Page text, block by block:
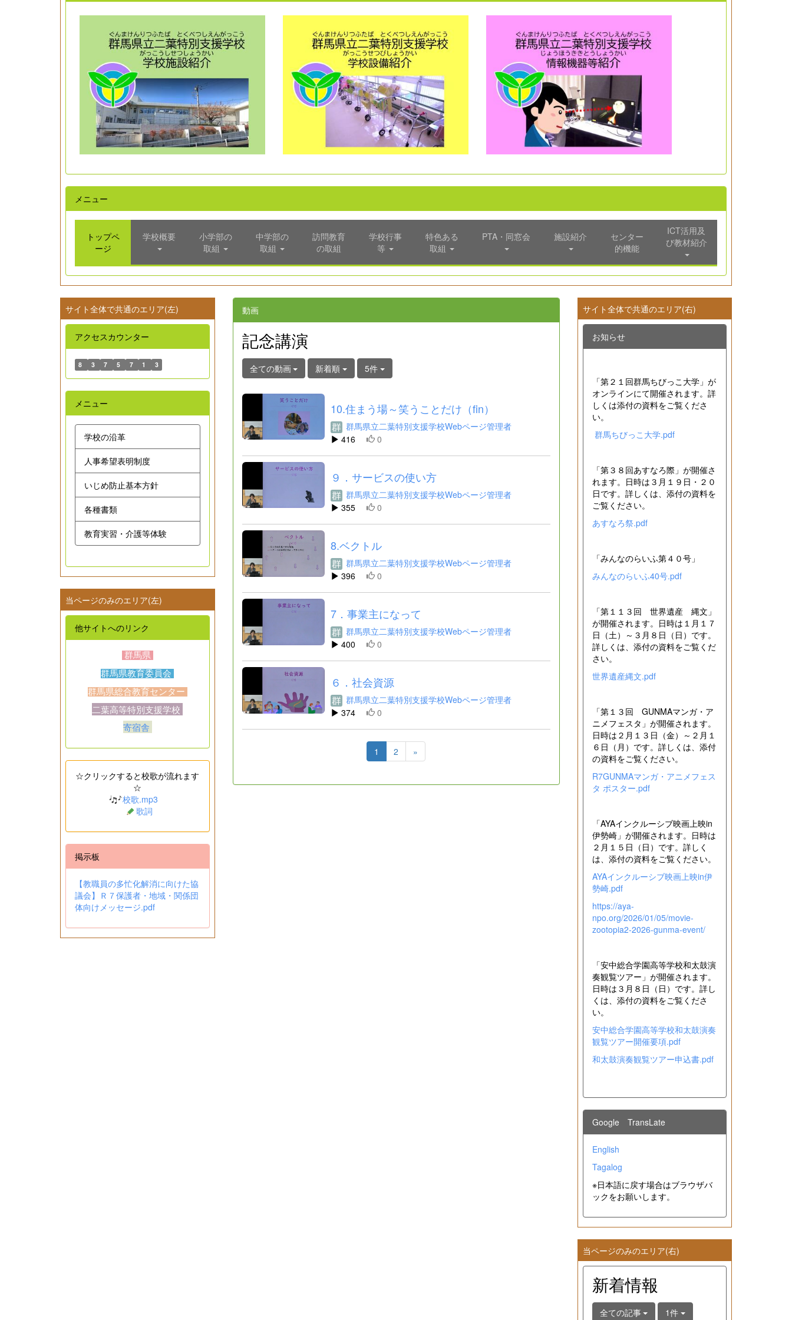
メニュー
トップペ
ージ
学校概要
小学部の
取組
中学部の
取組
訪問教育
の取組
学校行事
等
特色ある
取組
PTA・同窓会 施設紹介
センター
的機能
ICT活用及
び教材紹介
動画
記念講演
全ての動画 新着順 5件
10.住まう場～笑うことだけ（fin）
群馬県立二葉特別支援学校Webページ管理者
416
0
９．サービスの使い方
群馬県立二葉特別支援学校Webページ管理者
355
0
8.ベクトル
群馬県立二葉特別支援学校Webページ管理者
396
0
7．事業主になって
群馬県立二葉特別支援学校Webページ管理者
400
0
６．社会資源
群馬県立二葉特別支援学校Webページ管理者
374
0
1 2 »
サイト全体で共通のエリア(左)
アクセスカウンター
8 3 7 5 7 1 3
メニュー
学校の沿革
人事希望表明制度
いじめ防止基本方針
各種書類
教育実習・介護等体験
当ページのみのエリア(左)
他サイトへのリンク
群馬県
群馬県教育委員会
群馬県総合教育センター
二葉高等特別支援学校
寄宿舎
☆クリックすると校歌が流れます
☆
校歌.mp3
歌詞
掲示板
【教職員の多忙化解消に向けた協
議会】Ｒ７保護者・地域・関係団
体向けメッセージ.pdf
サイト全体で共通のエリア(右)
お知らせ
「第２１回群馬ちびっこ大学」が
オンラインにて開催されます。詳
しくは添付の資料をご覧くださ
い。
群馬ちびっこ大学.pdf
「第３８回あすなろ際」が開催さ
れます。日時は３月１９日・２０
日です。詳しくは、添付の資料を
ご覧ください。
あすなろ祭.pdf
「みんなのらいふ第４０号」
みんなのらいふ40号.pdf
「第１１３回 世界遺産 縄文」
が開催されます。日時は１月１７
日（土）～３月８日（日）です。
詳しくは、添付の資料をご覧くだ
さい。
世界遺産縄文.pdf
「第１３回 GUNMAマンガ・ア
ニメフェスタ」が開催されます。
日時は２月１３日（金）～２月１
６日（月）です。詳しくは、添付
の資料をご覧ください。
R7GUNMAマンガ・アニメフェス
タ ポスター.pdf
「AYAインクルーシブ映画上映in
伊勢崎」が開催されます。日時は
２月１５日（日）です。詳しく
は、添付の資料をご覧ください。
AYAインクルーシブ映画上映in伊
勢崎.pdf
https://aya-
npo.org/2026/01/05/movie-
zootopia2-2026-gunma-event/
「安中総合学園高等学校和太鼓演
奏観覧ツアー」が開催されます。
日時は３月８日（日）です。詳し
くは、添付の資料をご覧くださ
い。
安中総合学園高等学校和太鼓演奏
観覧ツアー開催要項.pdf
和太鼓演奏観覧ツアー申込書.pdf
Google TransLate
English
Tagalog
※日本語に戻す場合はブラウザバ
ックをお願いします。
当ページのみのエリア(右)
新着情報
全ての記事 1件